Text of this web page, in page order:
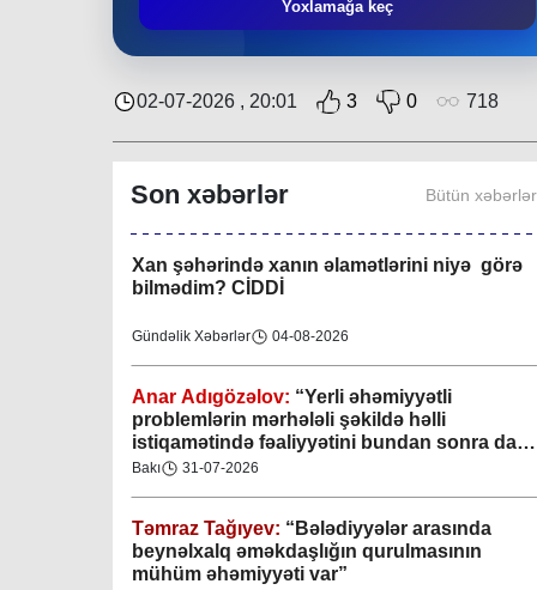
Yoxlamağa keç
02-07-2026 , 20:01 3 0 718
Son xəbərlər Bütün xəbərlər
bundan sonra da sakinlərin sosial-rifah
Elmi-Praktik Məsələlər
Xan şəhərində xanın əlamətlərini niyə görə
bilmədim? CİDDİ
Gündəlik Xəbərlər 04-08-2026
Anar Adıgözəlov: “Yerli əhəmiyyətli
problemlərin mərhələli şəkildə həlli
istiqamətində fəaliyyətini bundan sonra da
davam etdirəcəkdir
Bakı 31-07-2026
Təmraz Tağıyev: “Bələdiyyələr arasında
beynəlxalq əməkdaşlığın qurulmasının
mühüm əhəmiyyəti var”